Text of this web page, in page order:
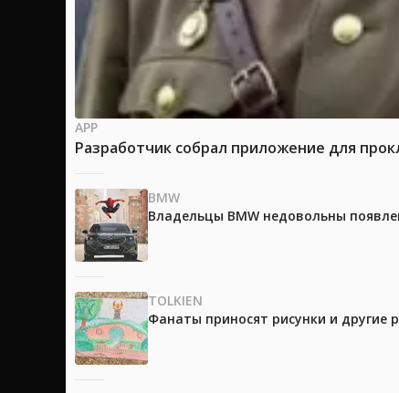
APP
Разработчик собрал приложение для
BMW
Владельцы BMW недовольны
TOLKIEN
Фанаты приносят рисунки и другие